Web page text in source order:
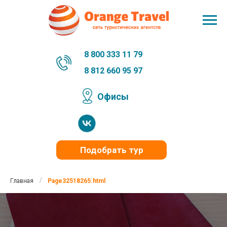
Подобрать тур
Офисы
8 812 660 95 97
8 800 333 11 79
Главная / Page32518265.html